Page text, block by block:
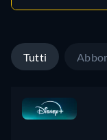
Polacco,
Turco
Tutti